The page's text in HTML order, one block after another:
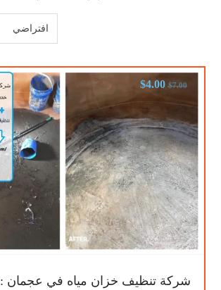
شركة تنظيف خزان مياه في عجمان :0507036261
$7.00
$4.00